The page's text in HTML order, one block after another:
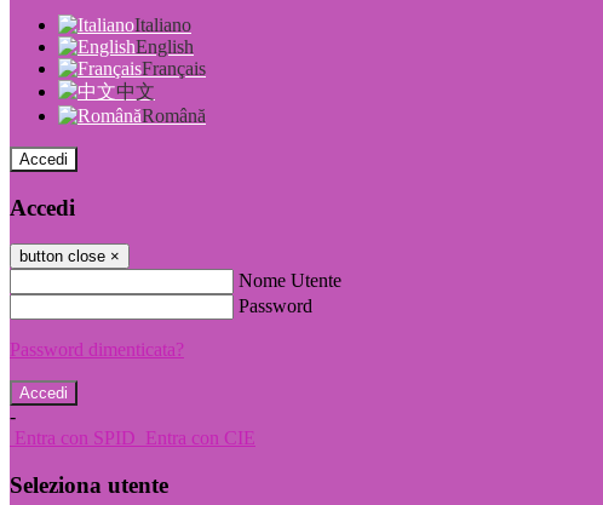
Italiano
English
Français
中文
Română
Accedi
Accedi
button close ×
Nome Utente
Password
Password dimenticata?
-
Entra con SPID Entra con CIE
Seleziona utente